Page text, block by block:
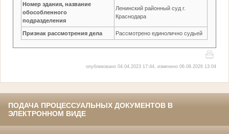
Номер здания, название
обособленного
подразделения
Ленинский районный суд г.
Краснодара
Признак рассмотрения дела Рассмотрено единолично судьей
опубликовано 04.04.2023 17:44, изменено 06.08.2026 13:04
ПОДАЧА ПРОЦЕССУАЛЬНЫХ ДОКУМЕНТОВ В
ЭЛЕКТРОННОМ ВИДЕ